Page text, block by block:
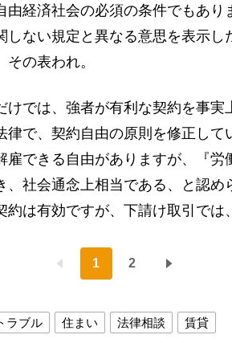
経済社会の必須の条件でもあり
しない規定と異なる意思を表示し
の表われ。
では、強者が有利な契約を事実
律で、契約自由の原則を修正して
雇できる自由がありますが、『労
、社会通念上相当である、と認め
は有効ですが、下請け取引では
1 2
ラブル 住まい 法律相談 賃貸